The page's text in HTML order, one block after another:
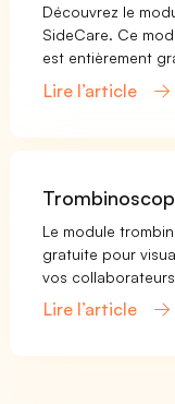
Découvrez le
SideCare. Ce
est entièrement
Lire l’article
Le module
gratuite pour
vos
Lire l’article